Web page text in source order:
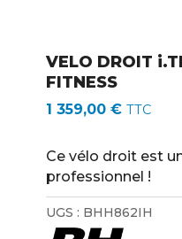
VELO DROIT
FITNESS
1 359,00€ TTC
Ce vélo droit est
professionnel !
UGS : BHH862IH